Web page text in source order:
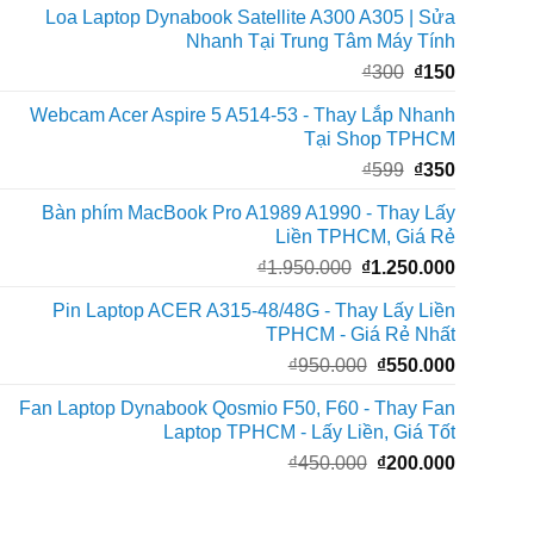
là:
₫350.000.
tại
Loa Laptop Dynabook Satellite A300 A305 | Sửa
Nhanh Tại Trung Tâm Máy Tính
₫300 Giá
là:
₫300.
₫150Giá
₫150.
Webcam Acer Aspire 5 A514-53 - Thay Lắp Nhanh
Tại Shop TPHCM
₫599 Giá
là:
₫599.
₫350Giá
là:
₫350.
Bàn phím MacBook Pro A1989 A1990 - Thay Lấy
Liền TPHCM, Giá Rẻ
₫1.950.000 Giá
là:
₫1.950.000.
₫1.250.000Giá
là:
Pin Laptop ACER A315-48/48G - Thay Lấy Liền
TPHCM - Giá Rẻ Nhất
₫950.000 Giá
là:
₫950.000.
₫550.000Giá
là:
Fan Laptop Dynabook Qosmio F50, F60 - Thay Fan
Laptop TPHCM - Lấy Liền, Giá Tốt
₫450.000 Giá
₫200.000Giá